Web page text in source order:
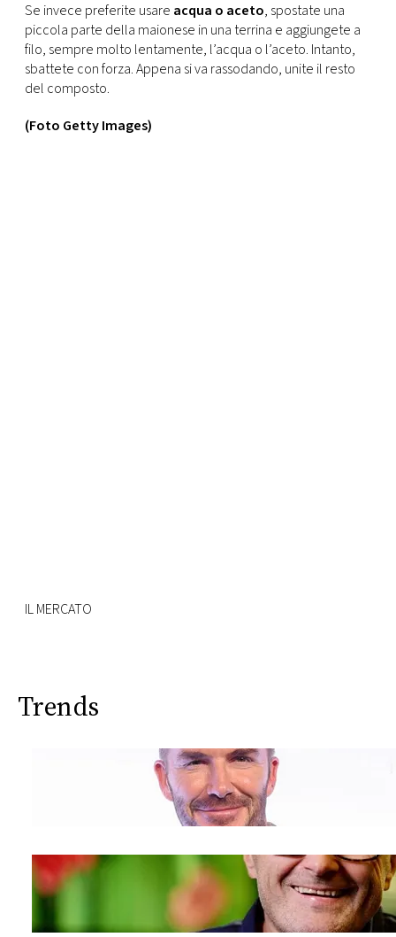
Se invece preferite usare acqua o aceto, spostate una
piccola parte della maionese in una terrina e aggiungete a
filo, sempre molto lentamente, l’acqua o l’aceto. Intanto,
sbattete con forza. Appena si va rassodando, unite il resto
del composto.
(Foto Getty Images)
IL MERCATO
Trends